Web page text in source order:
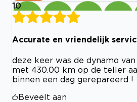
10
Accurate en vriendelijk
deze keer was de dynamo
met 430.00 km op de teller
binnen een dag gerepareerd !
Beveelt aan